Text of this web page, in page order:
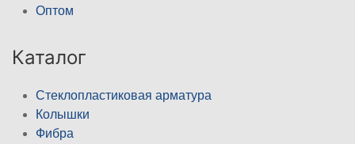
Оптом
Каталог
Стеклопластиковая арматура
Колышки
Фибра